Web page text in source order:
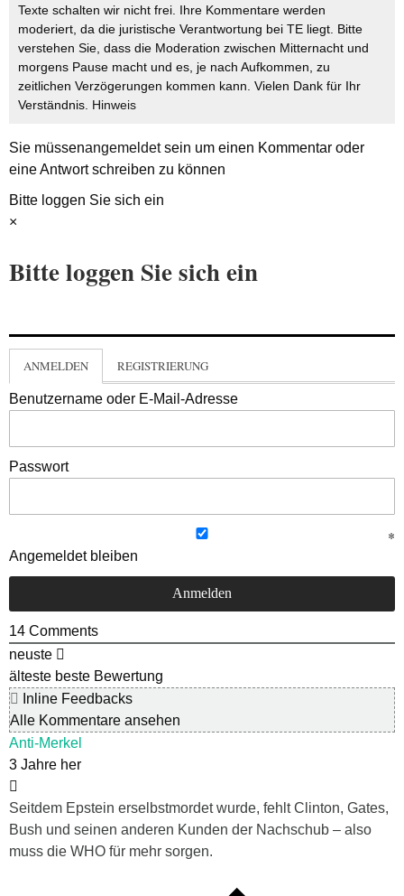
Texte schalten wir nicht frei. Ihre Kommentare werden
moderiert, da die juristische Verantwortung bei TE liegt. Bitte
verstehen Sie, dass die Moderation zwischen Mitternacht und
morgens Pause macht und es, je nach Aufkommen, zu
zeitlichen Verzögerungen kommen kann. Vielen Dank für Ihr
Verständnis. Hinweis
Sie müssenangemeldetsein um einen Kommentar oder
eine Antwort schreiben zu können
Bitte loggen Sie sich ein
×
Bitte loggen Sie sich ein
ANMELDEN REGISTRIERUNG
Benutzername oder E-Mail-Adresse
Passwort
Angemeldet bleiben
14 Comments
neuste
älteste beste Bewertung
Inline Feedbacks
Alle Kommentare ansehen
Anti-Merkel
3 Jahre her
Seitdem Epstein erselbstmordet wurde, fehlt Clinton, Gates,
Bush und seinen anderen Kunden der Nachschub – also
muss die WHO für mehr sorgen.